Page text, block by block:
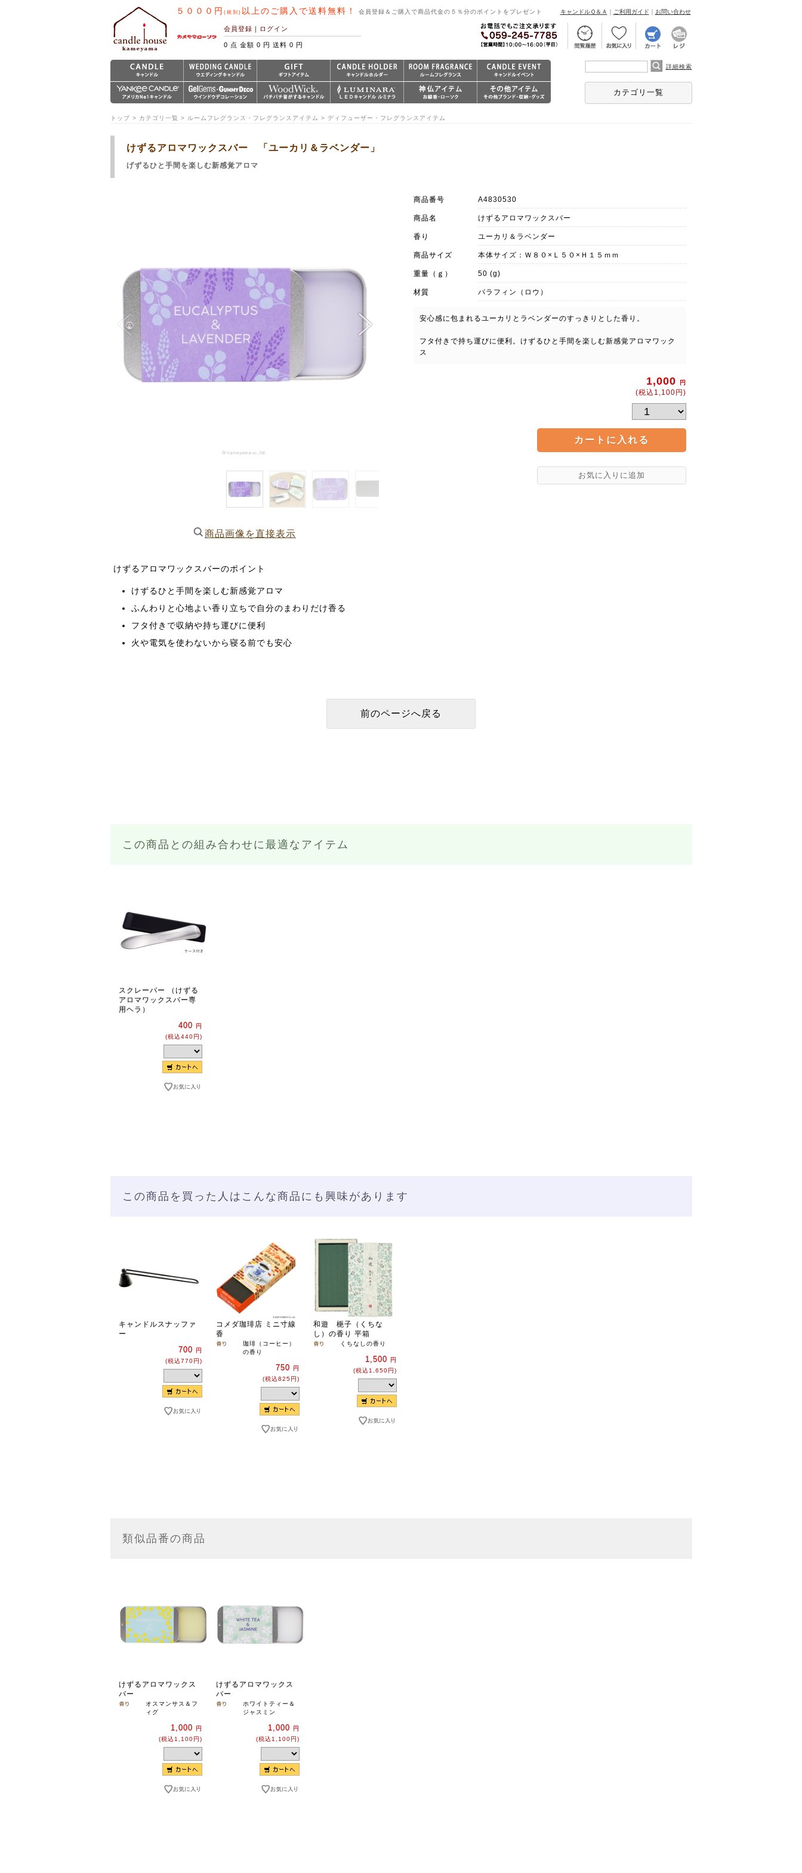
５０００円 (税別) 以上のご購入で送料無料！ 会員登録＆ご購入で商品代金の５％分のポイントをプレゼント キャンドルＱ＆Ａ ｜ ご利用ガイド ｜ お問い合わせ
会員登録 ｜ ログイン
0 点 金額 0 円 送料 0 円
詳細検索
カテゴリ一覧
トップ > カテゴリ一覧 > ルームフレグランス・フレグランスアイテム > ディフューザー・フレグランスアイテム
けずるアロマワックスバー 「ユーカリ＆ラベンダー」
げずるひと手間を楽しむ新感覚アロマ
商品画像を直接表示
商品番号 A4830530
商品名 けずるアロマワックスバー
香り ユーカリ＆ラベンダー
商品サイズ 本体サイズ：Ｗ８０×Ｌ５０×Ｈ１５ｍｍ
重量（ｇ） 50 (g)
材質 パラフィン（ロウ）
安心感に包まれるユーカリとラベンダーのすっきりとした香り。
フタ付きで持ち運びに便利。けずるひと手間を楽しむ新感覚アロマワック
ス
1,000 円
(税込1,100円)
けずるアロマワックスバーのポイント
けずるひと手間を楽しむ新感覚アロマ
ふんわりと心地よい香り立ちで自分のまわりだけ香る
フタ付きで収納や持ち運びに便利
火や電気を使わないから寝る前でも安心
この商品との組み合わせに最適なアイテム
スクレーパー （けずる
アロマワックスバー専
用ヘラ）
400
円
(税込440円)
この商品を買った人はこんな商品にも興味があります
キャンドルスナッファ
ー
700
円
(税込770円)
コメダ珈琲店 ミニ寸線
香
珈琲（コーヒー）
の香り
750
円
(税込825円)
和遊 梔子（くちな
し）の香り 平箱
くちなしの香り
1,500
円
(税込1,650円)
類似品番の商品
けずるアロマワックス
バー
オスマンサス＆フ
ィグ
1,000
円
(税込1,100円)
けずるアロマワックス
バー
ホワイトティー＆
ジャスミン
1,000
円
(税込1,100円)